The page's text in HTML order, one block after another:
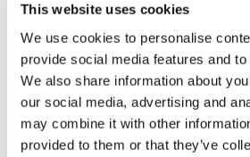
This website uses cookies
We use cookies to personalise
provide social media features and
We also share information about
our social media, advertising and
may combine it with other
provided to them or that they’ve